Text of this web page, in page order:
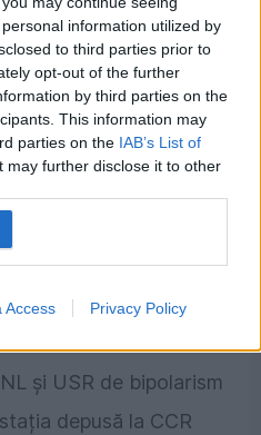
information utilized by
to third parties prior to
opt-out of the further
by third parties on the
This information may
parties on the IAB’s List of
may further disclose it to other
Access Privacy Policy
PNL și PSD, eforturi
și schimbare
și USR de bipolarism
depusă la CCR